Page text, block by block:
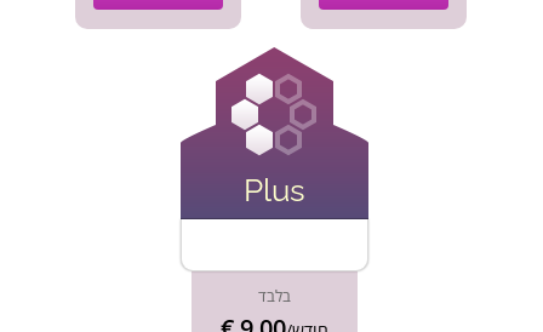
Plus
בלבד